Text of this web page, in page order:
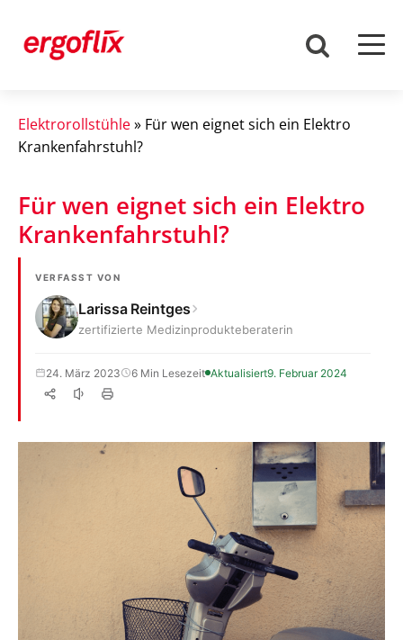
Elektrorollstühle» Für wen eignet sich ein Elektro
Krankenfahrstuhl?
Für wen eignet sich ein Elektro
Krankenfahrstuhl?
VERFASST VON
Larissa Reintges
zertifizierte Medizinprodukteberaterin
24. März 2023 6 Min Lesezeit Aktualisiert9. Februar 2024